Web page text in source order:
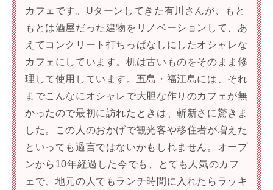
カフェです。Uターンしてきた有川さんが、もと
もとは酒屋だった建物をリノベーションして、あ
えてコンクリート打ちっぱなしにしたオシャレな
カフェにしています。机は古いものをそのまま修
理して使用しています。五島・福江島には、それ
までこんなにオシャレで大胆な作りのカフェが無
かったので最初に訪れたときは、斬新さに驚きま
した。この人のおかげで観光客や移住者が増えた
といっても過言ではないかもしれません。オープ
ンから10年経過した今でも、とても人気のカフ
ェで、地元の人でもランチ時間に入れたらラッキ